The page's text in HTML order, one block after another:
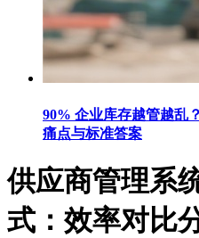
90% 企业库存越管越乱
痛点与标准答案
供应商管理系
式：效率对比